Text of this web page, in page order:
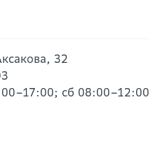
32
сб 08:00–12:00